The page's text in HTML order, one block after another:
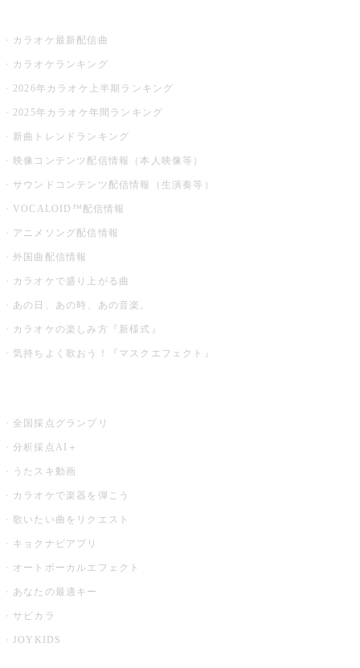
カラオケ最新配信曲
カラオケランキング
2026年カラオケ上半期ランキング
2025年カラオケ年間ランキング
新曲トレンドランキング
映像コンテンツ配信情報（本人映像等）
サウンドコンテンツ配信情報（生演奏等）
VOCALOID™配信情報
アニメソング配信情報
外国曲配信情報
カラオケで盛り上がる曲
あの日、あの時、あの音楽。
カラオケの楽しみ方『新様式』
気持ちよく歌おう！『マスクエフェクト』
全国採点グランプリ
分析採点AI＋
うたスキ動画
カラオケで楽器を弾こう
歌いたい曲をリクエスト
キョクナビアプリ
オートボーカルエフェクト
あなたの最適キー
サビカラ
JOYKIDS